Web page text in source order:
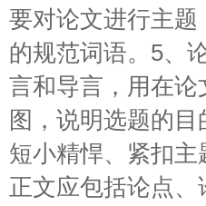
要对论文进行主
的规范词语。5、
言和导言，用在
图，说明选题的
短小精悍、紧扣
正文应包括论点